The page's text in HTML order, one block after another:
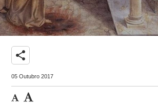
share
05 Outubro 2017